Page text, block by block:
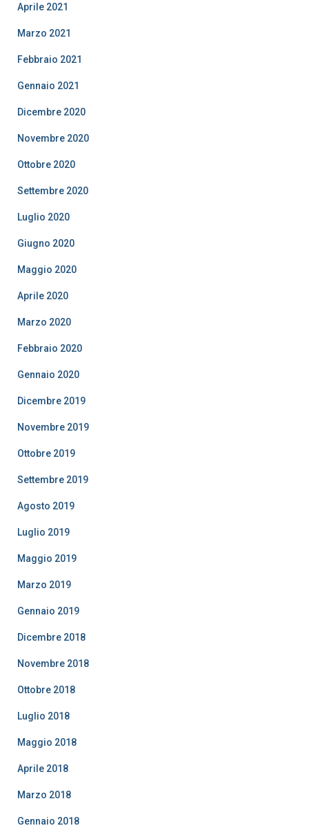
Aprile 2021
Marzo 2021
Febbraio 2021
Gennaio 2021
Dicembre 2020
Novembre 2020
Ottobre 2020
Settembre 2020
Luglio 2020
Giugno 2020
Maggio 2020
Aprile 2020
Marzo 2020
Febbraio 2020
Gennaio 2020
Dicembre 2019
Novembre 2019
Ottobre 2019
Settembre 2019
Agosto 2019
Luglio 2019
Maggio 2019
Marzo 2019
Gennaio 2019
Dicembre 2018
Novembre 2018
Ottobre 2018
Luglio 2018
Maggio 2018
Aprile 2018
Marzo 2018
Gennaio 2018